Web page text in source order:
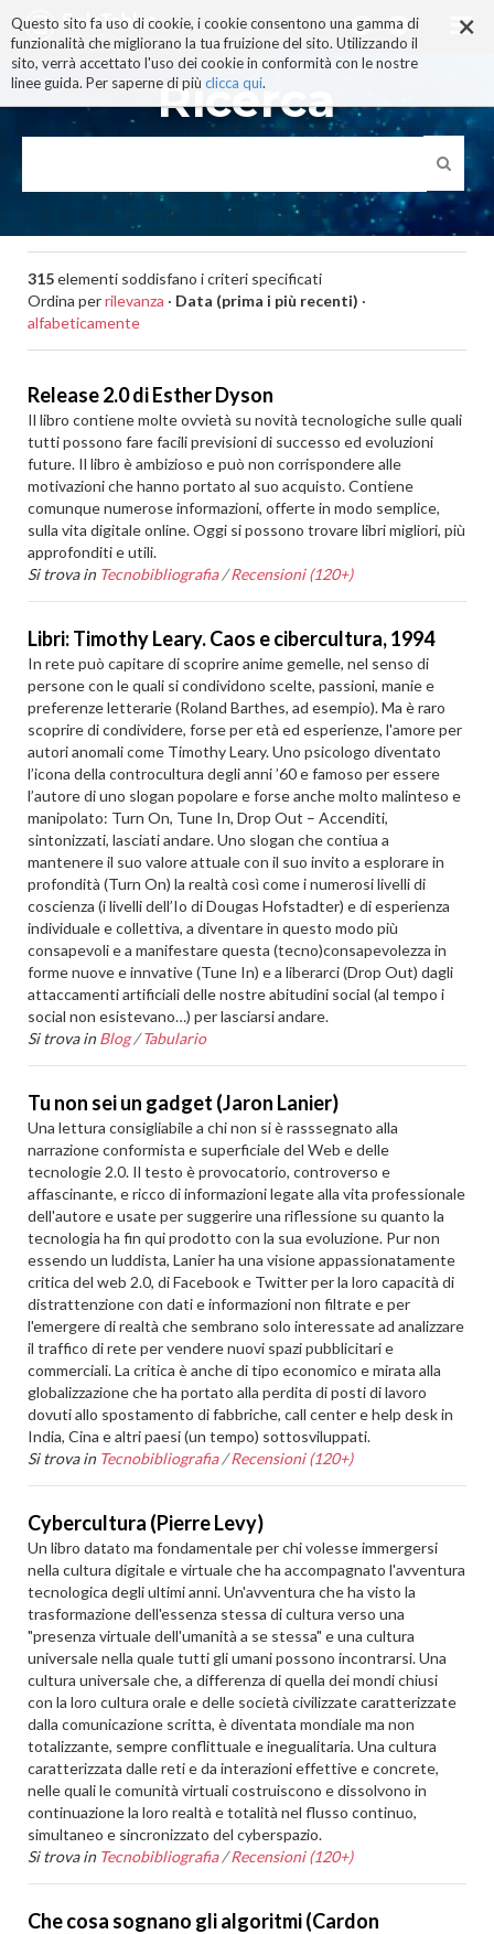
×
Questo sito fa uso di cookie, i cookie consentono una gamma di
funzionalità che migliorano la tua fruizione del sito. Utilizzando il
sito, verrà accettato l'uso dei cookie in conformità con le nostre
linee guida. Per saperne di più clicca qui.
ai
contenuti.
|
alla
navigazione
Ricerca
315elementi soddisfano i criteri specificati
Ordina perrilevanza · Data (prima i più recenti) ·
alfabeticamente
Release 2.0 di Esther Dyson
Il libro contiene molte ovvietà su novità tecnologiche sulle quali
tutti possono fare facili previsioni di successo ed evoluzioni
future. Il libro è ambizioso e può non corrispondere alle
motivazioni che hanno portato al suo acquisto. Contiene
comunque numerose informazioni, offerte in modo semplice,
sulla vita digitale online. Oggi si possono trovare libri migliori, più
approfonditi e utili.
Si trova in Tecnobibliografia /Recensioni (120+)
Libri: Timothy Leary. Caos e cibercultura, 1994
In rete può capitare di scoprire anime gemelle, nel senso di
persone con le quali si condividono scelte, passioni, manie e
preferenze letterarie (Roland Barthes, ad esempio). Ma è raro
scoprire di condividere, forse per età ed esperienze, l'amore per
autori anomali come Timothy Leary. Uno psicologo diventato
l’icona della controcultura degli anni ’60 e famoso per essere
l’autore di uno slogan popolare e forse anche molto malinteso e
manipolato: Turn On, Tune In, Drop Out – Accenditi,
sintonizzati, lasciati andare. Uno slogan che contiua a
mantenere il suo valore attuale con il suo invito a esplorare in
profondità (Turn On) la realtà così come i numerosi livelli di
coscienza (i livelli dell’Io di Dougas Hofstadter) e di esperienza
individuale e collettiva, a diventare in questo modo più
consapevoli e a manifestare questa (tecno)consapevolezza in
forme nuove e innvative (Tune In) e a liberarci (Drop Out) dagli
attaccamenti artificiali delle nostre abitudini social (al tempo i
social non esistevano…) per lasciarsi andare.
Si trova in Blog /Tabulario
Tu non sei un gadget (Jaron Lanier)
Una lettura consigliabile a chi non si è rasssegnato alla
narrazione conformista e superficiale del Web e delle
tecnologie 2.0. Il testo è provocatorio, controverso e
affascinante, e ricco di informazioni legate alla vita professionale
dell'autore e usate per suggerire una riflessione su quanto la
tecnologia ha fin qui prodotto con la sua evoluzione. Pur non
essendo un luddista, Lanier ha una visione appassionatamente
critica del web 2.0, di Facebook e Twitter per la loro capacità di
distrattenzione con dati e informazioni non filtrate e per
l'emergere di realtà che sembrano solo interessate ad analizzare
il traffico di rete per vendere nuovi spazi pubblicitari e
commerciali. La critica è anche di tipo economico e mirata alla
globalizzazione che ha portato alla perdita di posti di lavoro
dovuti allo spostamento di fabbriche, call center e help desk in
India, Cina e altri paesi (un tempo) sottosviluppati.
Si trova in Tecnobibliografia /Recensioni (120+)
Cybercultura (Pierre Levy)
Un libro datato ma fondamentale per chi volesse immergersi
nella cultura digitale e virtuale che ha accompagnato l'avventura
tecnologica degli ultimi anni. Un'avventura che ha visto la
trasformazione dell'essenza stessa di cultura verso una
"presenza virtuale dell'umanità a se stessa" e una cultura
universale nella quale tutti gli umani possono incontrarsi. Una
cultura universale che, a differenza di quella dei mondi chiusi
con la loro cultura orale e delle società civilizzate caratterizzate
dalla comunicazione scritta, è diventata mondiale ma non
totalizzante, sempre conflittuale e inegualitaria. Una cultura
caratterizzata dalle reti e da interazioni effettive e concrete,
nelle quali le comunità virtuali costruiscono e dissolvono in
continuazione la loro realtà e totalità nel flusso continuo,
simultaneo e sincronizzato del cyberspazio.
Si trova in Tecnobibliografia /Recensioni (120+)
Che cosa sognano gli algoritmi (Cardon